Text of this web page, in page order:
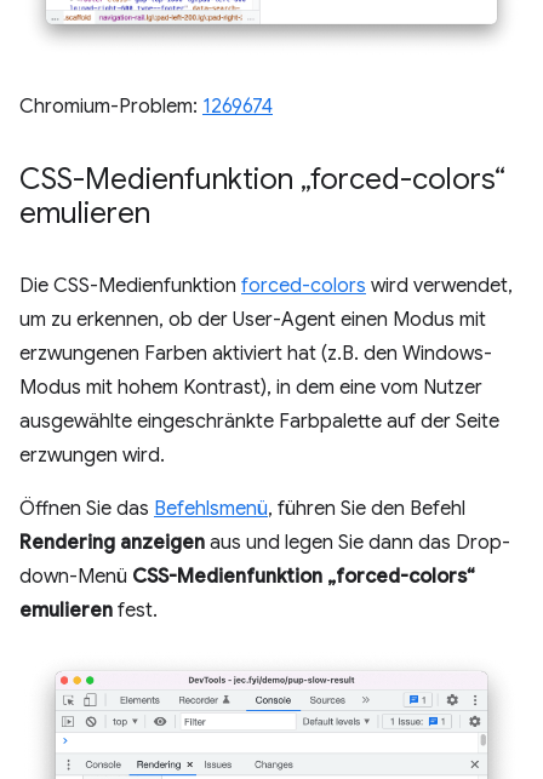
Chromium-Problem: 1269674
CSS-Medienfunktion „forced-colors“
emulieren
Die CSS-Medienfunktion forced-colors wird verwendet,
um zu erkennen, ob der User-Agent einen Modus mit
erzwungenen Farben aktiviert hat (z.B. den Windows-
Modus mit hohem Kontrast), in dem eine vom Nutzer
ausgewählte eingeschränkte Farbpalette auf der Seite
erzwungen wird.
Öffnen Sie das Befehlsmenü, führen Sie den Befehl
Rendering anzeigen aus und legen Sie dann das Drop-
down-Menü CSS-Medienfunktion „forced-colors“
emulieren fest.